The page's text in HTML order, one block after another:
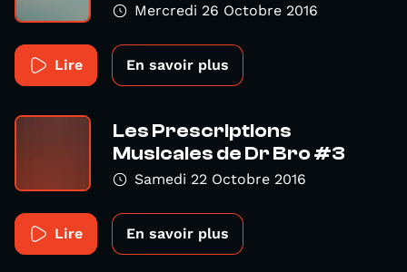
Mercredi 26 Octobre 2016
Lire En savoir plus
Les Prescriptions
Musicales de Dr Bro #3
Samedi 22 Octobre 2016
Lire En savoir plus